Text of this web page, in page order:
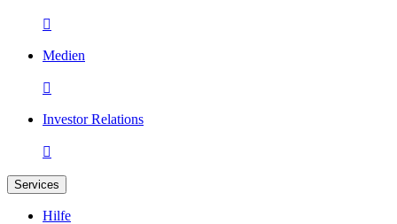

Medien

Investor Relations

Services
Hilfe